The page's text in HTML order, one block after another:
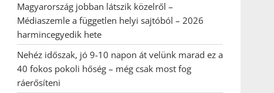
Magyarország jobban látszik közelről –
Médiaszemle a független helyi sajtóból – 2026
harmincegyedik hete
Nehéz időszak, jó 9-10 napon át velünk marad ez a
40 fokos pokoli hőség – még csak most fog
ráerősíteni